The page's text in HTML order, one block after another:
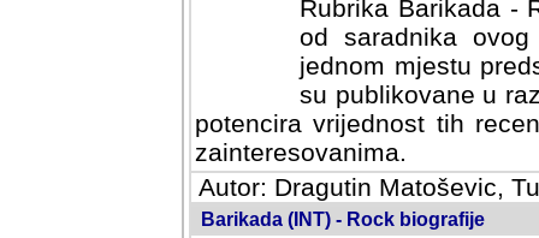
Rubrika Barikada -
od saradnika
jednom mjestu
su publikovane u
potencira vrijednost tih
zainteresovanima.
Autor: Dragutin Matoševic,
Barikada (INT) - Rock biografije